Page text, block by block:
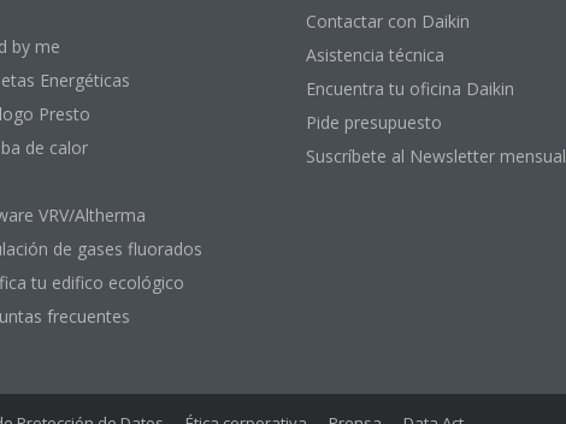
by me
Energéticas
Presto
de calor
VRV/Altherma
de gases fluorados
tu edifico ecológico
frecuentes
Contactar con Daikin
Asistencia técnica
Encuentra tu oficina Daikin
Pide presupuesto
Suscríbete al Newsletter mensual